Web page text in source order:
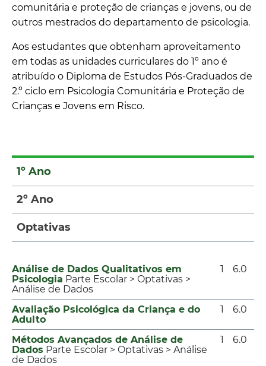
comunitária e proteção de crianças e jovens, ou de
outros mestrados do departamento de psicologia.
Aos estudantes que obtenham aproveitamento
em todas as unidades curriculares do 1º ano é
atribuído o Diploma de Estudos Pós-Graduados de
2.º ciclo em Psicologia Comunitária e Proteção de
Crianças e Jovens em Risco.
1º Ano
2º Ano
Optativas
Análise de Dados Qualitativos em
Psicologia Parte Escolar > Optativas >
Análise de Dados
1 6.0
Avaliação Psicológica da Criança e do
Adulto
1 6.0
Métodos Avançados de Análise de
Dados Parte Escolar > Optativas > Análise
de Dados
1 6.0